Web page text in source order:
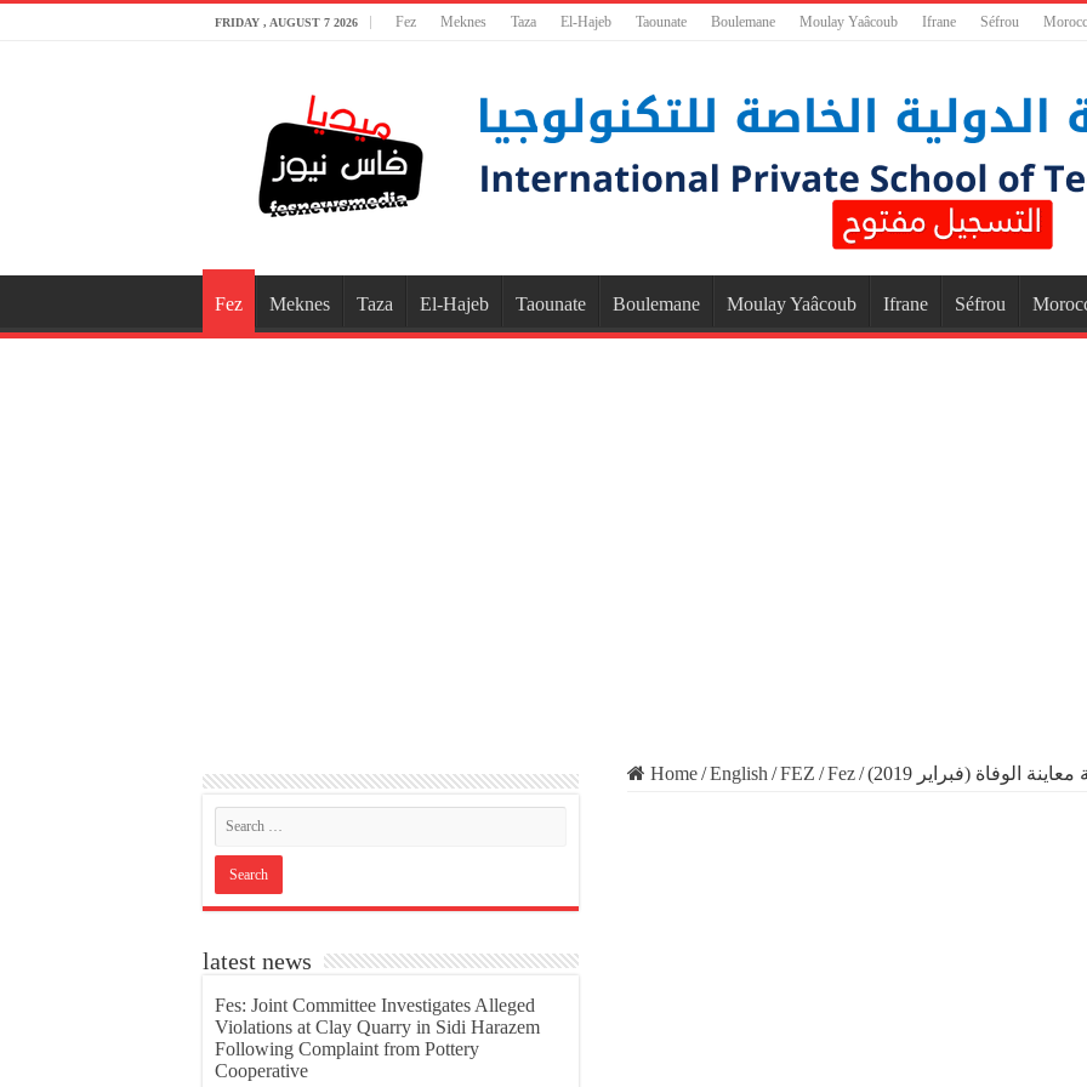
FRIDAY , AUGUST 7 2026 Fez Meknes Taza El-Hajeb Taounate Boulemane Moulay Yaâcoub Ifrane Séfrou
Fez Meknes Taza El-Hajeb Taounate Boulemane Moulay Yaâcoub Ifrane Séfrou
Home/English /FEZ /Fez/ الوفاة (فبراير 2019)
latest news
Fes: Joint Committee Investigates Alleged
Violations at Clay Quarry in Sidi Harazem
Following Complaint from Pottery
Cooperative